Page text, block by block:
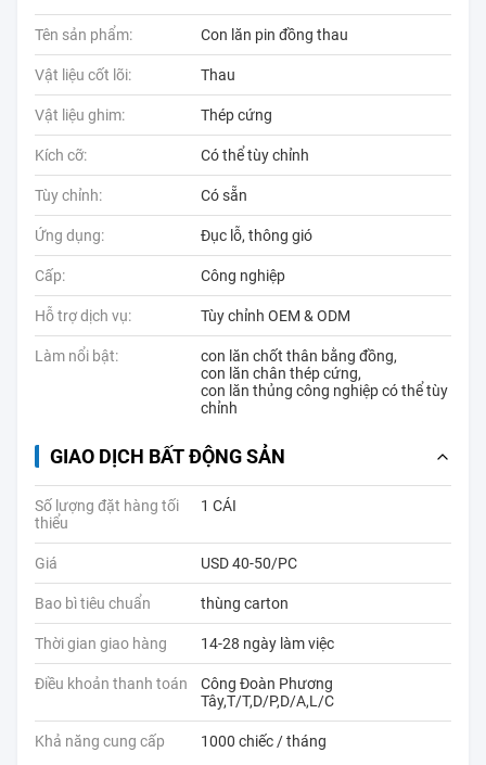
Tên sản phẩm: Con lăn pin đồng thau
Vật liệu cốt lõi: Thau
Vật liệu ghim: Thép cứng
Kích cỡ: Có thể tùy chỉnh
Tùy chỉnh: Có sẵn
Ứng dụng: Đục lỗ, thông gió
Cấp: Công nghiệp
Hỗ trợ dịch vụ: Tùy chỉnh OEM & ODM
Làm nổi bật: con lăn chốt thân bằng đồng,
con lăn chân thép cứng,
con lăn thủng công nghiệp có thể tùy
chỉnh
GIAO DỊCH BẤT ĐỘNG SẢN
Số lượng đặt hàng tối
thiểu
1 CÁI
Giá USD 40-50/PC
Bao bì tiêu chuẩn thùng carton
Thời gian giao hàng 14-28 ngày làm việc
Điều khoản thanh toán
Công Đoàn Phương
Tây,T/T,D/P,D/A,L/C
Khả năng cung cấp 1000 chiếc / tháng